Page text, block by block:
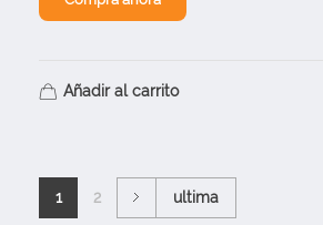
Añadir al carrito
1 2 ultima